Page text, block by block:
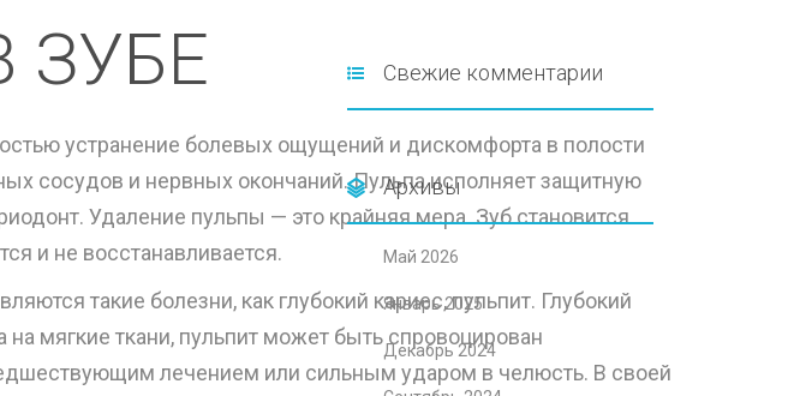
ЗУБЕ
устранение болевых ощущений и дискомфорта в полости
сосудов и нервных окончаний. Пульпа исполняет защитную
Удаление пульпы — это крайняя мера. Зуб становится
и не восстанавливается.
такие болезни, как глубокий кариес, пульпит. Глубокий
мягкие ткани, пульпит может быть спровоцирован
лечением или сильным ударом в челюсть. В своей
Свежие комментарии
Архивы
Май 2026
Январь 2025
Декабрь 2024